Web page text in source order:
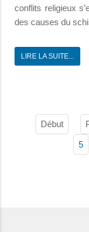
conflits religieux
des causes du
LIRE LA SUITE...
Début
5